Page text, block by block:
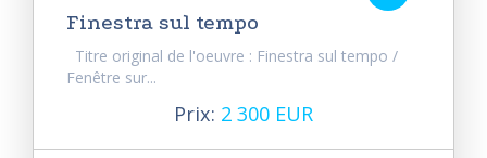
Finestra sul tempo
Titre original de l'oeuvre : Finestra sul tempo /
Fenêtre sur...
Prix: 2 300 EUR